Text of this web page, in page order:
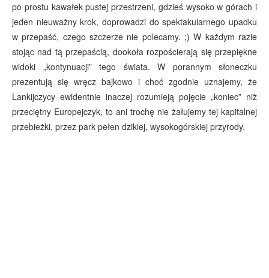
po prostu kawałek pustej przestrzeni, gdzieś wysoko w górach i
jeden nieuważny krok, doprowadzi do spektakularnego upadku
w przepaść, czego szczerze nie polecamy. ;) W każdym razie
stojąc nad tą przepaścią, dookoła rozpościerają się przepiękne
widoki „kontynuacji” tego świata. W porannym słoneczku
prezentują się wręcz bajkowo i choć zgodnie uznajemy, że
Lankijczycy ewidentnie inaczej rozumieją pojęcie „koniec” niż
przeciętny Europejczyk, to ani trochę nie żałujemy tej kapitalnej
przebieżki, przez park pełen dzikiej, wysokogórskiej przyrody.